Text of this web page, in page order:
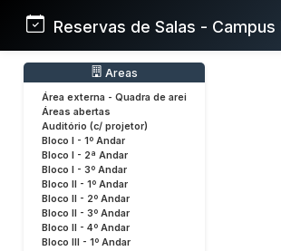
Reservas de Salas - Campus
Areas
Área externa - Quadra de arei
Áreas abertas
Auditório (c/ projetor)
Bloco I - 1º Andar
Bloco I - 2ª Andar
Bloco I - 3º Andar
Bloco II - 1º Andar
Bloco II - 2º Andar
Bloco II - 3º Andar
Bloco II - 4º Andar
Bloco III - 1º Andar